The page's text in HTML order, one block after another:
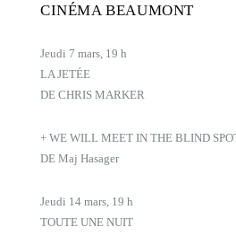
CINÉMA BEAUMONT
Jeudi 7 mars, 19 h
LA JETÉE
DE CHRIS MARKER
+ WE WILL MEET IN THE BLIND
DE Maj Hasager
Jeudi 14 mars, 19 h
TOUTE UNE NUIT